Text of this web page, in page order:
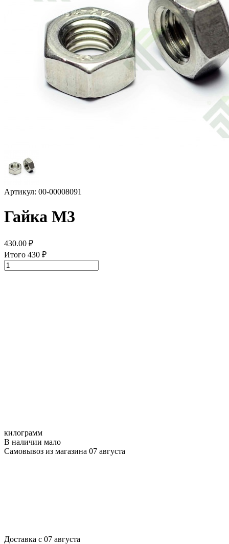
Артикул: 00-00008091
Гайка М3
430.00 ₽
Итого 430 ₽
килограмм
В наличии мало
Самовывоз из магазина 07 августа
Доставка с 07 августа